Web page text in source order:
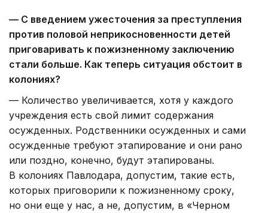
— С введением ужесточения за преступления
против половой неприкосновенности детей
приговаривать к пожизненному заключению
стали больше. Как теперь ситуация обстоит в
колониях?
— Количество увеличивается, хотя у каждого
учреждения есть свой лимит содержания
осужденных. Родственники осужденных и сами
осужденные требуют этапирование и они рано
или поздно, конечно, будут этапированы.
В колониях Павлодара, допустим, такие есть,
которых приговорили к пожизненному сроку,
но они еще у нас, а не, допустим, в «Черном